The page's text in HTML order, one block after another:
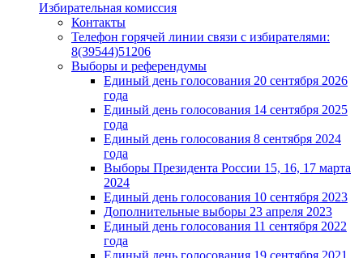
Избирательная комиссия
Контакты
Телефон горячей линии связи с избирателями:
8(39544)51206
Выборы и референдумы
Единый день голосования 20 сентября 2026
года
Единый день голосования 14 сентября 2025
года
Единый день голосования 8 сентября 2024
года
Выборы Президента России 15, 16, 17 марта
2024
Единый день голосования 10 сентября 2023
Дополнительные выборы 23 апреля 2023
Единый день голосования 11 сентября 2022
года
Единый день голосования 19 сентября 2021